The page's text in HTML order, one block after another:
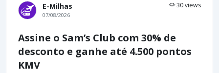
E-Milhas 30 views
07/08/2026
Assine o Sam’s Club com 30% de
desconto e ganhe até 4.500 pontos
KMV